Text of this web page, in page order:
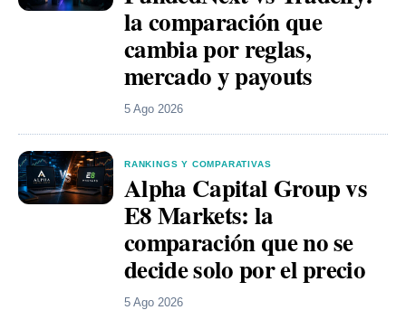
la comparación que
cambia por reglas,
mercado y payouts
5 Ago 2026
RANKINGS Y COMPARATIVAS
Alpha Capital Group vs
E8 Markets: la
comparación que no se
decide solo por el precio
5 Ago 2026